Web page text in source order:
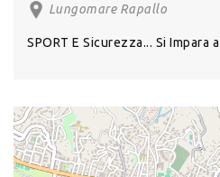
Lungomare Rapallo
SPORT E Sicurezza... Si Impara